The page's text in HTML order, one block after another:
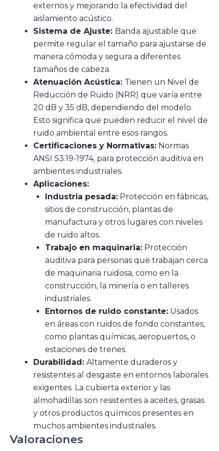
externos y mejorando la efectividad del
aislamiento acústico.
Sistema de Ajuste: Banda ajustable que
permite regular el tamaño para ajustarse de
manera cómoda y segura a diferentes
tamaños de cabeza.
Atenuación Acústica: Tienen un Nivel de
Reducción de Ruido (NRR) que varía entre
20 dB y 35 dB, dependiendo del modelo.
Esto significa que pueden reducir el nivel de
ruido ambiental entre esos rangos.
Certificaciones y Normativas: Normas
ANSI S3.19-1974, para protección auditiva en
ambientes industriales.
Aplicaciones:
Industria pesada: Protección en fábricas,
sitios de construcción, plantas de
manufactura y otros lugares con niveles
de ruido altos.
Trabajo en maquinaria: Protección
auditiva para personas que trabajan cerca
de maquinaria ruidosa, como en la
construcción, la minería o en talleres
industriales.
Entornos de ruido constante: Usados
en áreas con ruidos de fondo constantes,
como plantas químicas, aeropuertos, o
estaciones de trenes.
Durabilidad: Altamente duraderos y
resistentes al desgaste en entornos laborales
exigentes. La cubierta exterior y las
almohadillas son resistentes a aceites, grasas
y otros productos químicos presentes en
muchos ambientes industriales.
Valoraciones